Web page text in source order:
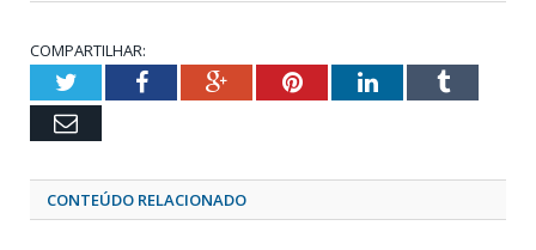
COMPARTILHAR:
TwitterFacebookGoogle+PinterestLinkedInTumblr
Email
CONTEÚDO RELACIONADO